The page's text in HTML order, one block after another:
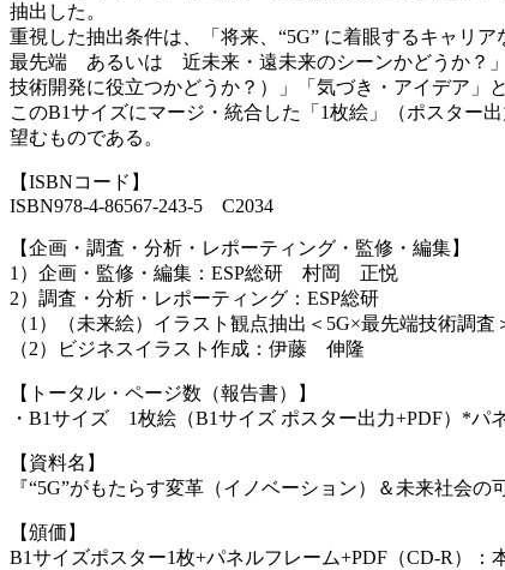
抽出した。
重視した抽出条件は、「将来、“5G” に着眼するキャリ
最先端 あるいは 近未来・遠未来のシーンかどうか？」
技術開発に役立つかどうか？）」「気づき・アイデア」
このB1サイズにマージ・統合した「1枚絵」（ポスター
望むものである。
【ISBNコード】
ISBN978-4-86567-243-5 C2034
【企画・調査・分析・レポーティング・監修・編集】
1）企画・監修・編集：ESP総研 村岡 正悦
2）調査・分析・レポーティング：ESP総研
（1）（未来絵）イラスト観点抽出＜5G×最先端技術調
（2）ビジネスイラスト作成：伊藤 伸隆
【トータル・ページ数（報告書）】
・B1サイズ 1枚絵（B1サイズ ポスター出力+PDF）*パ
【資料名】
『“5G”がもたらす変革（イノベーション）＆未来社会
【頒価】
B1サイズポスター1枚+パネルフレーム+PDF（CD-R）：